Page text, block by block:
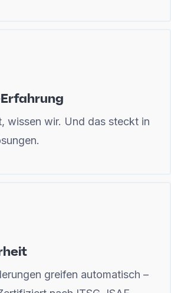
wissen wir. Und das steckt in
greifen automatisch –